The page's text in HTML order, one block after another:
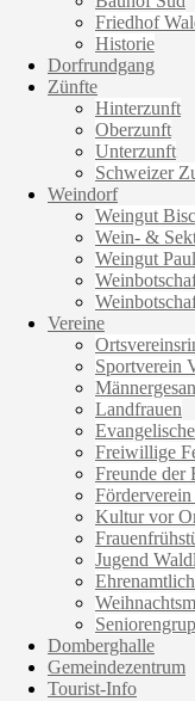
Friedhof
Historie
Dorfrundgang
Zünfte
Hinterzunft
Oberzunft
Unterzunft
Schweizer
Weindorf
Weingut
Wein- &
Weingut
Vereine
Sportverein
Landfrauen
Freiwillige
Freunde der
Kultur vor
Jugend
Domberghalle
Gemeindezentrum
Tourist-Info